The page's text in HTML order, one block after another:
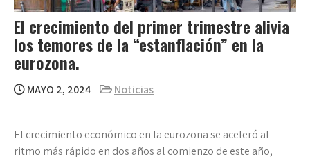
El crecimiento del primer trimestre alivia
los temores de la “estanflación” en la
eurozona.
MAYO 2, 2024 Noticias
El crecimiento económico en la eurozona se aceleró al
ritmo más rápido en dos años al comienzo de este año,